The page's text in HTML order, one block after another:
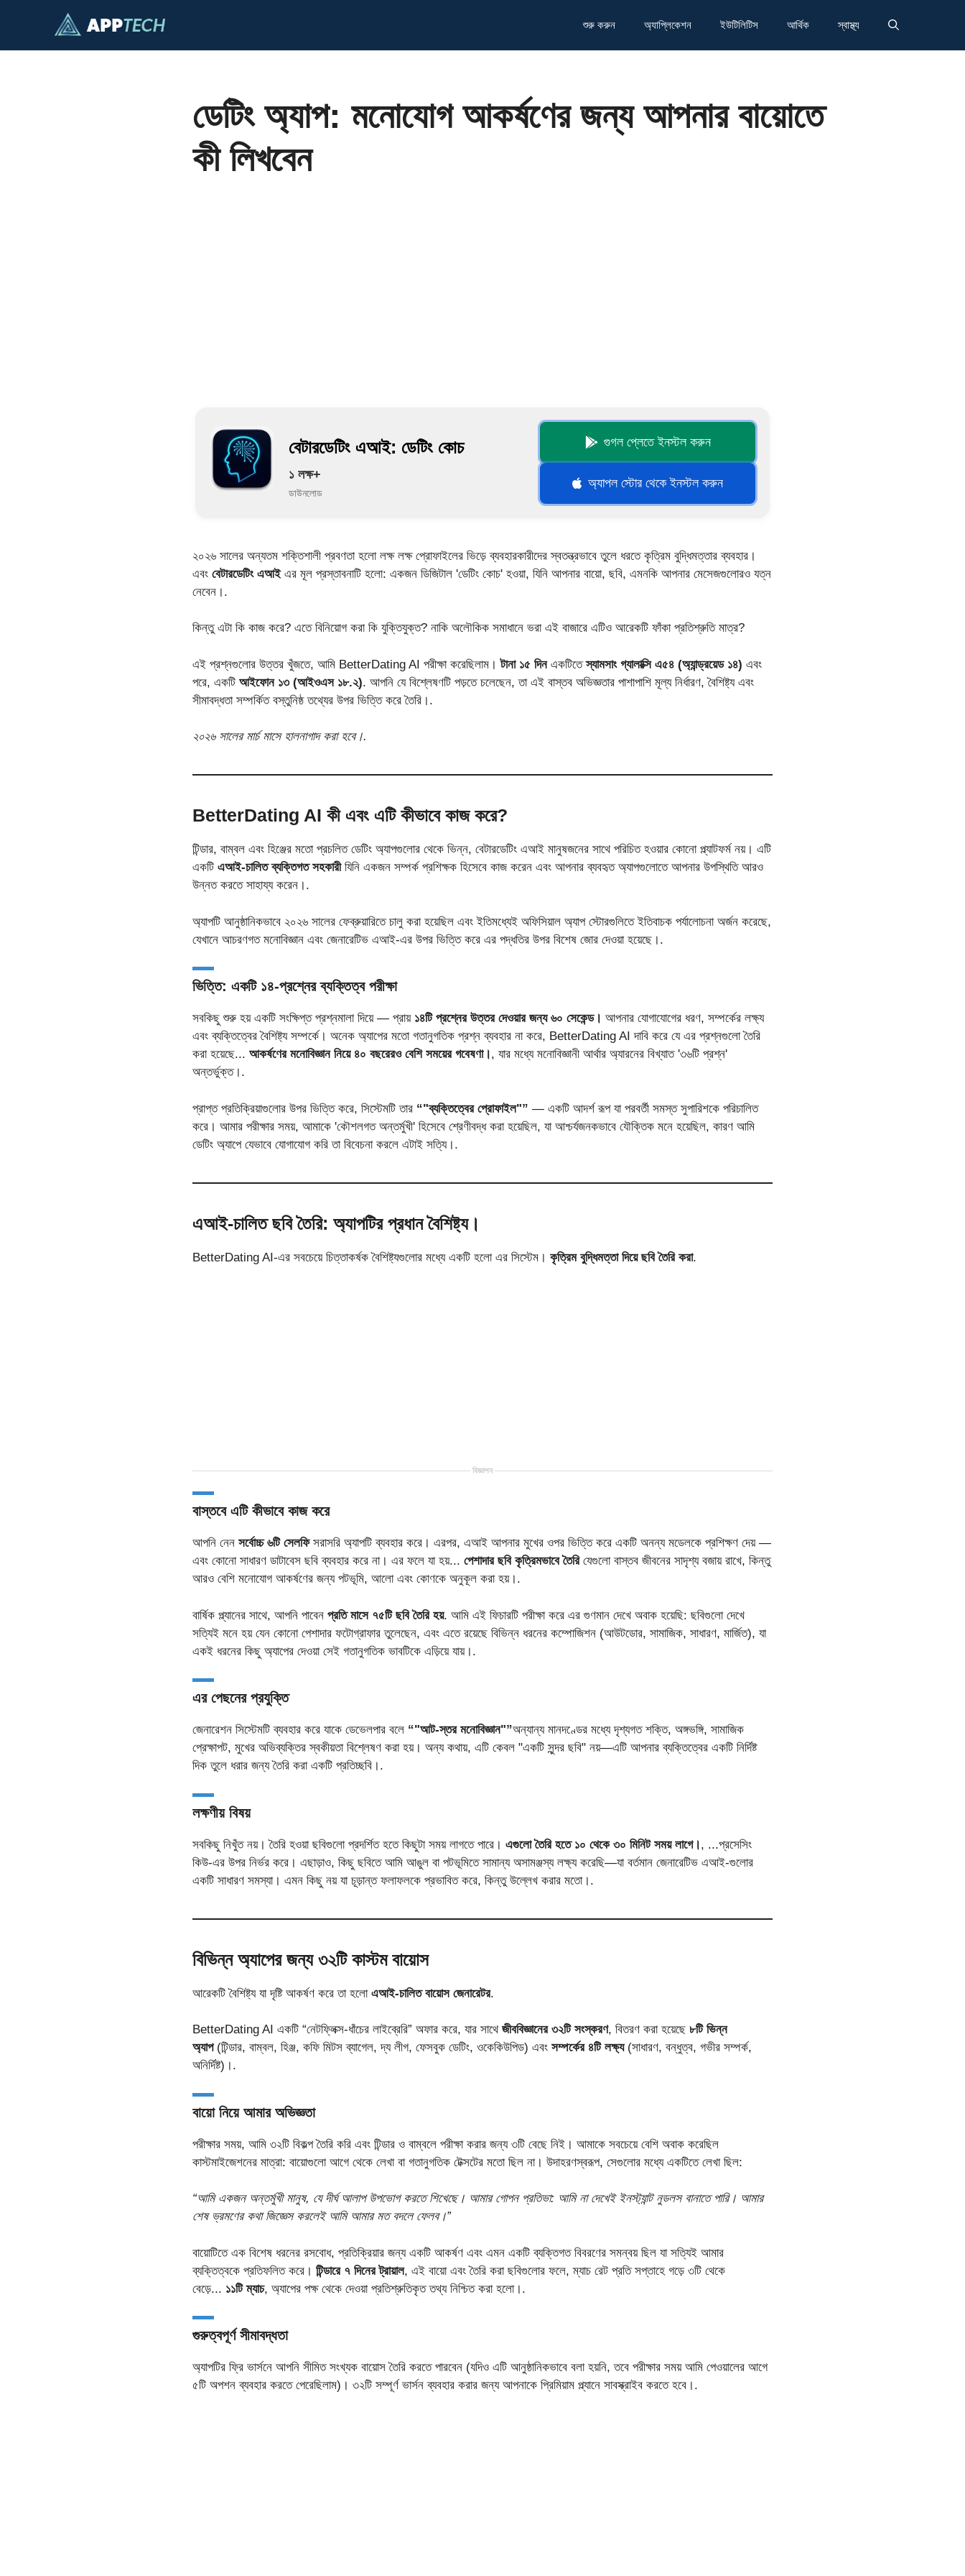
শুরু করুন অ্যাপ্লিকেশন ইউটিলিটিস আর্থিক স্বাস্থ্য
ডেটিং অ্যাপ: মনোযোগ আকর্ষণের জন্য আপনার বায়োতে
কী লিখবেন
বেটারডেটিং এআই: ডেটিং কোচ
১ লক্ষ+
ডাউনলোড
গুগল প্লেতে ইনস্টল করুন
অ্যাপল স্টোর থেকে ইনস্টল করুন
২০২৬ সালের অন্যতম শক্তিশালী প্রবণতা হলো লক্ষ লক্ষ প্রোফাইলের ভিড়ে ব্যবহারকারীদের স্বতন্ত্রভাবে তুলে ধরতে কৃত্রিম বুদ্ধিমত্তার ব্যবহার।
এবং বেটারডেটিং এআইএর মূল প্রস্তাবনাটি হলো: একজন ডিজিটাল 'ডেটিং কোচ' হওয়া, যিনি আপনার বায়ো, ছবি, এমনকি আপনার মেসেজগুলোরও যত্ন
নেবেন।.
কিন্তু এটা কি কাজ করে? এতে বিনিয়োগ করা কি যুক্তিযুক্ত? নাকি অলৌকিক সমাধানে ভরা এই বাজারে এটিও আরেকটি ফাঁকা প্রতিশ্রুতি মাত্র?
এই প্রশ্নগুলোর উত্তর খুঁজতে, আমি BetterDating AI পরীক্ষা করেছিলাম।টানা ১৫ দিনএকটিতেস্যামসাং গ্যালাক্সি এ৫৪ (অ্যান্ড্রয়েড ১৪) এবং
পরে, একটি আইফোন ১৩ (আইওএস ১৮.২). আপনি যে বিশ্লেষণটি পড়তে চলেছেন, তা এই বাস্তব অভিজ্ঞতার পাশাপাশি মূল্য নির্ধারণ, বৈশিষ্ট্য এবং
সীমাবদ্ধতা সম্পর্কিত বস্তুনিষ্ঠ তথ্যের উপর ভিত্তি করে তৈরি।.
২০২৬ সালের মার্চ মাসে হালনাগাদ করা হবে।.
BetterDating AI কী এবং এটি কীভাবে কাজ করে?
টিন্ডার, বাম্বল এবং হিঞ্জের মতো প্রচলিত ডেটিং অ্যাপগুলোর থেকে ভিন্ন, বেটারডেটিং এআই মানুষজনের সাথে পরিচিত হওয়ার কোনো প্ল্যাটফর্ম নয়। এটি
একটি এআই-চালিত ব্যক্তিগত সহকারীযিনি একজন সম্পর্ক প্রশিক্ষক হিসেবে কাজ করেন এবং আপনার ব্যবহৃত অ্যাপগুলোতে আপনার উপস্থিতি আরও
উন্নত করতে সাহায্য করেন।.
অ্যাপটি আনুষ্ঠানিকভাবে ২০২৬ সালের ফেব্রুয়ারিতে চালু করা হয়েছিল এবং ইতিমধ্যেই অফিসিয়াল অ্যাপ স্টোরগুলিতে ইতিবাচক পর্যালোচনা অর্জন করেছে,
যেখানে আচরণগত মনোবিজ্ঞান এবং জেনারেটিভ এআই-এর উপর ভিত্তি করে এর পদ্ধতির উপর বিশেষ জোর দেওয়া হয়েছে।.
ভিত্তি: একটি ১৪-প্রশ্নের ব্যক্তিত্ব পরীক্ষা
সবকিছু শুরু হয় একটি সংক্ষিপ্ত প্রশ্নমালা দিয়ে — প্রায় ১৪টি প্রশ্নের উত্তর দেওয়ার জন্য ৬০ সেকেন্ড। আপনার যোগাযোগের ধরণ, সম্পর্কের লক্ষ্য
এবং ব্যক্তিত্বের বৈশিষ্ট্য সম্পর্কে। অনেক অ্যাপের মতো গতানুগতিক প্রশ্ন ব্যবহার না করে, BetterDating AI দাবি করে যে এর প্রশ্নগুলো তৈরি
করা হয়েছে... আকর্ষণের মনোবিজ্ঞান নিয়ে ৪০ বছরেরও বেশি সময়ের গবেষণা।, যার মধ্যে মনোবিজ্ঞানী আর্থার অ্যারনের বিখ্যাত '৩৬টি প্রশ্ন'
অন্তর্ভুক্ত।.
প্রাপ্ত প্রতিক্রিয়াগুলোর উপর ভিত্তি করে, সিস্টেমটি তার “"ব্যক্তিত্বের প্রোফাইল"” — একটি আদর্শ রূপ যা পরবর্তী সমস্ত সুপারিশকে পরিচালিত
করে। আমার পরীক্ষার সময়, আমাকে 'কৌশলগত অন্তর্মুখী' হিসেবে শ্রেণীবদ্ধ করা হয়েছিল, যা আশ্চর্যজনকভাবে যৌক্তিক মনে হয়েছিল, কারণ আমি
ডেটিং অ্যাপে যেভাবে যোগাযোগ করি তা বিবেচনা করলে এটাই সত্যি।.
এআই-চালিত ছবি তৈরি: অ্যাপটির প্রধান বৈশিষ্ট্য।
BetterDating AI-এর সবচেয়ে চিত্তাকর্ষক বৈশিষ্ট্যগুলোর মধ্যে একটি হলো এর সিস্টেম। কৃত্রিম বুদ্ধিমত্তা দিয়ে ছবি তৈরি করা.
বিজ্ঞাপন
বাস্তবে এটি কীভাবে কাজ করে
আপনি নেন সর্বোচ্চ ৬টি সেলফিসরাসরি অ্যাপটি ব্যবহার করে। এরপর, এআই আপনার মুখের ওপর ভিত্তি করে একটি অনন্য মডেলকে প্রশিক্ষণ দেয় —
এবং কোনো সাধারণ ডাটাবেস ছবি ব্যবহার করে না। এর ফলে যা হয়... পেশাদার ছবি কৃত্রিমভাবে তৈরিযেগুলো বাস্তব জীবনের সাদৃশ্য বজায় রাখে, কিন্তু
আরও বেশি মনোযোগ আকর্ষণের জন্য পটভূমি, আলো এবং কোণকে অনুকূল করা হয়।.
বার্ষিক প্ল্যানের সাথে, আপনি পাবেন প্রতি মাসে ৭৫টি ছবি তৈরি হয়. আমি এই ফিচারটি পরীক্ষা করে এর গুণমান দেখে অবাক হয়েছি: ছবিগুলো দেখে
সত্যিই মনে হয় যেন কোনো পেশাদার ফটোগ্রাফার তুলেছেন, এবং এতে রয়েছে বিভিন্ন ধরনের কম্পোজিশন (আউটডোর, সামাজিক, সাধারণ, মার্জিত), যা
একই ধরনের কিছু অ্যাপের দেওয়া সেই গতানুগতিক ভাবটিকে এড়িয়ে যায়।.
এর পেছনের প্রযুক্তি
জেনারেশন সিস্টেমটি ব্যবহার করে যাকে ডেভেলপার বলে “"আট-স্তর মনোবিজ্ঞান"”অন্যান্য মানদণ্ডের মধ্যে দৃশ্যগত শক্তি, অঙ্গভঙ্গি, সামাজিক
প্রেক্ষাপট, মুখের অভিব্যক্তির স্বকীয়তা বিশ্লেষণ করা হয়। অন্য কথায়, এটি কেবল "একটি সুন্দর ছবি" নয়—এটি আপনার ব্যক্তিত্বের একটি নির্দিষ্ট
দিক তুলে ধরার জন্য তৈরি করা একটি প্রতিচ্ছবি।.
লক্ষণীয় বিষয়
সবকিছু নিখুঁত নয়। তৈরি হওয়া ছবিগুলো প্রদর্শিত হতে কিছুটা সময় লাগতে পারে। এগুলো তৈরি হতে ১০ থেকে ৩০ মিনিট সময় লাগে।, ...প্রসেসিং
কিউ-এর উপর নির্ভর করে। এছাড়াও, কিছু ছবিতে আমি আঙুল বা পটভূমিতে সামান্য অসামঞ্জস্য লক্ষ্য করেছি—যা বর্তমান জেনারেটিভ এআই-গুলোর
একটি সাধারণ সমস্যা। এমন কিছু নয় যা চূড়ান্ত ফলাফলকে প্রভাবিত করে, কিন্তু উল্লেখ করার মতো।.
বিভিন্ন অ্যাপের জন্য ৩২টি কাস্টম বায়োস
আরেকটি বৈশিষ্ট্য যা দৃষ্টি আকর্ষণ করে তা হলো এআই-চালিত বায়োস জেনারেটর.
BetterDating AI একটি “নেটফ্লিক্স-ধাঁচের লাইব্রেরি” অফার করে, যার সাথে জীববিজ্ঞানের ৩২টি সংস্করণ, বিতরণ করা হয়েছে ৮টি ভিন্ন
অ্যাপ(টিন্ডার, বাম্বল, হিঞ্জ, কফি মিটস ব্যাগেল, দ্য লীগ, ফেসবুক ডেটিং, ওকেকিউপিড) এবং সম্পর্কের ৪টি লক্ষ্য(সাধারণ, বন্ধুত্ব, গভীর সম্পর্ক,
অনির্দিষ্ট)।.
বায়ো নিয়ে আমার অভিজ্ঞতা
পরীক্ষার সময়, আমি ৩২টি বিকল্প তৈরি করি এবং টিন্ডার ও বাম্বলে পরীক্ষা করার জন্য ৩টি বেছে নিই। আমাকে সবচেয়ে বেশি অবাক করেছিল
কাস্টমাইজেশনের মাত্রা: বায়োগুলো আগে থেকে লেখা বা গতানুগতিক টেক্সটের মতো ছিল না। উদাহরণস্বরূপ, সেগুলোর মধ্যে একটিতে লেখা ছিল:
“আমি একজন অন্তর্মুখী মানুষ, যে দীর্ঘ আলাপ উপভোগ করতে শিখেছে। আমার গোপন প্রতিভা: আমি না দেখেই ইনস্ট্যান্ট নুডলস বানাতে পারি। আমার
শেষ ভ্রমণের কথা জিজ্ঞেস করলেই আমি আমার মত বদলে ফেলব।”
বায়োটিতে এক বিশেষ ধরনের রসবোধ, প্রতিক্রিয়ার জন্য একটি আকর্ষণ এবং এমন একটি ব্যক্তিগত বিবরণের সমন্বয় ছিল যা সত্যিই আমার
ব্যক্তিত্বকে প্রতিফলিত করে। টিন্ডারে ৭ দিনের ট্রায়াল, এই বায়ো এবং তৈরি করা ছবিগুলোর ফলে, ম্যাচ রেট প্রতি সপ্তাহে গড়ে ৩টি থেকে
বেড়ে... ১১টি ম্যাচ, অ্যাপের পক্ষ থেকে দেওয়া প্রতিশ্রুতিকৃত তথ্য নিশ্চিত করা হলো।.
গুরুত্বপূর্ণ সীমাবদ্ধতা
অ্যাপটির ফ্রি ভার্সনে আপনি সীমিত সংখ্যক বায়োস তৈরি করতে পারবেন (যদিও এটি আনুষ্ঠানিকভাবে বলা হয়নি, তবে পরীক্ষার সময় আমি পেওয়ালের আগে
৫টি অপশন ব্যবহার করতে পেরেছিলাম)। ৩২টি সম্পূর্ণ ভার্সন ব্যবহার করার জন্য আপনাকে প্রিমিয়াম প্ল্যানে সাবস্ক্রাইব করতে হবে।.